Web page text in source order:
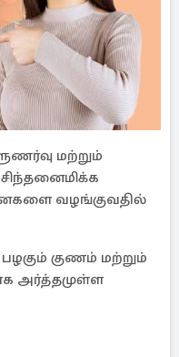
மற்றும்
வழங்குவதில்
குணம் மற்றும்
அர்த்தமுள்ள